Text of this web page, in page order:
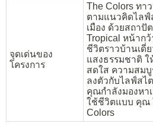
จุดเด่นของ
โครงการ
The Colors ทา
ตามแนวคิดไล
เมือง ด้วยสถาปั
Tropical หน้าก
ชีวิตราวบ้านเดี่
แสงธรรมชาติ ใ
สดใส ความสม
ลงตัวกับไลฟ์สไ
คุณกำลังมองหา
ใช้ชีวิตแบบ คุณ
Colors